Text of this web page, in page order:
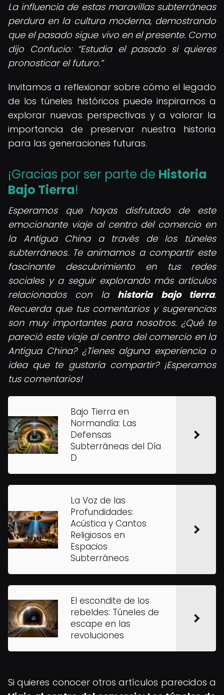
La influencia de estas maravillas subterráneas
perdura en la cultura moderna, demostrando
que el pasado sigue vivo en el presente. Como
dijo Confucio: Estudia el pasado si quieres
pronosticar el futuro.
Invitamos a reflexionar sobre cómo el legado
de los túneles históricos puede inspirarnos a
explorar nuevas perspectivas y a valorar la
importancia de preservar nuestra historia
para las generaciones futuras.
¡Gracias por ser parte de Historia
Bajo Tierra!
Esperamos que hayas disfrutado de este
emocionante viaje al centro del comercio en
la Antigua China a través de los túneles
subterráneos. Te animamos a compartir este
fascinante descubrimiento en tus redes
sociales y a seguir explorando más artículos
relacionados con la historia bajo tierra.
Recuerda que tus comentarios y sugerencias
son muy importantes para nosotros. ¿Qué te
pareció este viaje al centro del comercio en la
Antigua China? ¿Tienes alguna experiencia o
idea que te gustaría compartir? ¡Esperamos
tus comentarios!
Bajo Tierra en
Normandía: Las
Defensas
Subterráneas del Día
D
La Voz de las
Profundidades:
Acústica y Cantos
Religiosos en
Espacios
Subterráneos
El escondite de los
rebeldes: Túneles de
escape en las
revoluciones
Si quieres conocer otros artículos parecidos a